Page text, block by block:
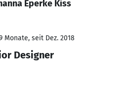
Eperke Kiss
Monate, seit Dez. 2018
Designer